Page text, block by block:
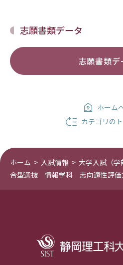
志願書類データ
志願書類デ
カテゴリの
ホーム
ホーム > 入試情報 > 大学入試（学
合型選抜 情報学科 志向適性評価